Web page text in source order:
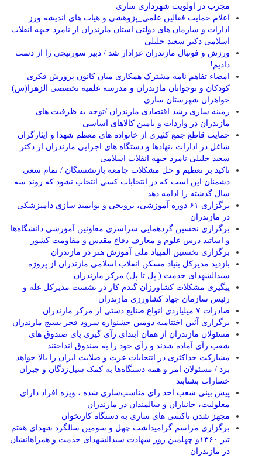
مجرب در اولویت شهرداری ساری
اعلام حمایت فعالین علمی_پژوهشی و هیات های اندیشه ورز
ادارات و سازمان های دولتی استان مازندران از نامزد جبهه انقلاب
اسلامی دکتر سعید جلیلی
ورزش و فوتبال مازندران عزادار شد / دبیر سورتیچی را از دست
دادیم!
امضاء تفاهم نامه مشترک همکاری میان کانون پرورش فکری
کودکان و نوجوانان مازندران و مدرسه علمیه تخصصی الزهرا(س)
خواهران شهرستان ساری
زمینه سازی رشد اقتصادی مازندران /توجه به ظرفیت های
مازندران در واردات و تامین کالاهای اساسی
حمایت قاطع جمع کثیری از خانواده های معظم شهدا و ایثارگران
شاغل در ادارات ،نهادها و دستگاه های اجرایی مازندران از دکتر
سعید جلیلی نامزد جبهه انقلاب اسلامی
تاکید بر تعظیم و حل مشکلات جامعه بازنشستگان / تمام سعی
دشمنان این است که در انتخابات کسی انتخاب نشود که روند سه
سال گذشته را ادامه دهد
برگزاری ۶۱ دوره آموزشی، ترویجی و توانمند سازی دامپزشکی
در مازندران
برگزاری نخسین گردهمایی سراسری معاونین آموزشی دانشگاه‌ها
و اساتید درس علوم و معارف دفاع مقدس و مقاومت کشور
برگزاری نخستین المپیاد ملی آموزش هنر در مازندران
بازدید مدیرکل بنیاد مسکن انقلاب اسلامی مازندران از پروژه
سیدالشهدای خدمت ( پل تا پل) مرکز مازندران
پیگیری مشکلات کشاورزان گندم کار در نشست مدیرکل غله و
رئیس سازمان جهاد کشاورزی مازندران
صادرات ۷ میلیاردی انواع صنایع دستی از مرکز مازندران
برگزاری آئین اختتامیه دومین جشنواره سرود فجر بسیج مازندران
مسئولان مازندران از همان ابتدای رآی گیری پای صندوق های
شعب رآی آماده شدند و رآی خود را به صندوق انداختند.
مشارکت حداکثری در انتخابات عزت و صلابت ایران را بالا خواهد
برد / مسئولان امر و همه دستگاه‌ها به کمک سیل‌زدگان و جبران
خسارات بشتابند
پیش بینی شعب اخذ رای مناسب‌سازی شده ، ویژه افراد دارای
معلولیت، جانبازان و سالمندان در مازندران
مجهز شدن تاکسی های ساری به دستگاه کارتخوان
برگزاری مراسم گرامیداشت چهل و سومین سالگرد شهدای هفتم
تیر ۱۳۶۰و چهلمین روز شهادت سیدالشهدای خدمت و همراهانشان
در مازندران